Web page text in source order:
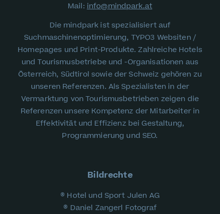
Mail:info@mindpark.at
Die mindpark ist spezialisiert auf
Suchmaschinenoptimierung, TYPO3 Websiten /
Homepages und Print-Produkte. Zahlreiche Hotels
und Tourismusbetriebe und -Organisationen aus
Österreich, Südtirol sowie der Schweiz gehören zu
unseren Referenzen. Als Spezialisten in der
Vermarktung von Tourismusbetrieben zeigen die
Referenzen unsere Kompetenz der Mitarbeiter in
Effektivität und Effizienz bei Gestaltung,
Programmierung und SEO.
Bildrechte
® Hotel und Sport Julen AG
® Daniel Zangerl Fotograf